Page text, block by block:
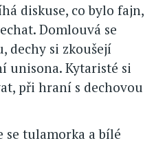
diskuse, co bylo fajn,
Domlouvá se
dechy si zkoušejí
unisona. Kytaristé si
při hraní s dechovou
se tulamorka a bílé